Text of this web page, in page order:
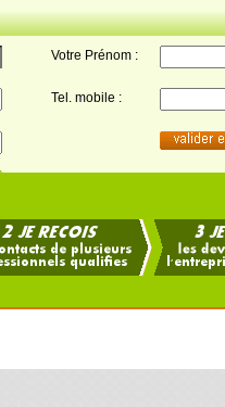
Votre Prénom :
Tel. mobile :